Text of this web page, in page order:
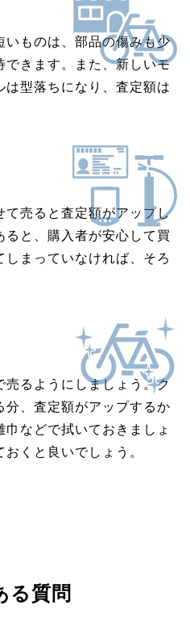
いものは、部品の傷みも少
できます。また、新しいモ
は型落ちになり、査定額は
て売ると査定額がアップし
ると、購入者が安心して買
しまっていなければ、そろ
売るようにしましょう。ク
分、査定額がアップするか
などで拭いておきましょ
くと良いでしょう。
る質問